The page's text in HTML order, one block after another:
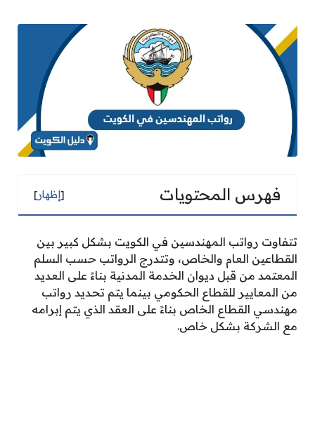
فهرس المحتويات [إظهار]
تتفاوت رواتب المهندسين في الكويت بشكل كبير بين
القطاعين العام والخاص، وتتدرج الرواتب حسب السلم
المعتمد من قبل ديوان الخدمة المدنية بناءً على العديد
من المعايير للقطاع الحكومي بينما يتم تحديد رواتب
مهندسي القطاع الخاص بناءً على العقد الذي يتم إبرامه
مع الشركة بشكل خاص.